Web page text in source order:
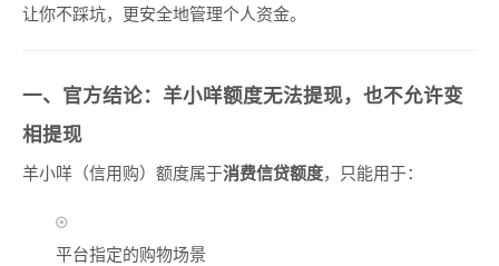
让你不踩坑，更安全地管理个人资金。
一、官方结论：羊小咩额度无法提现，也不允许变
相提现
羊小咩（信用购）额度属于消费信贷额度，只能用于：
平台指定的购物场景